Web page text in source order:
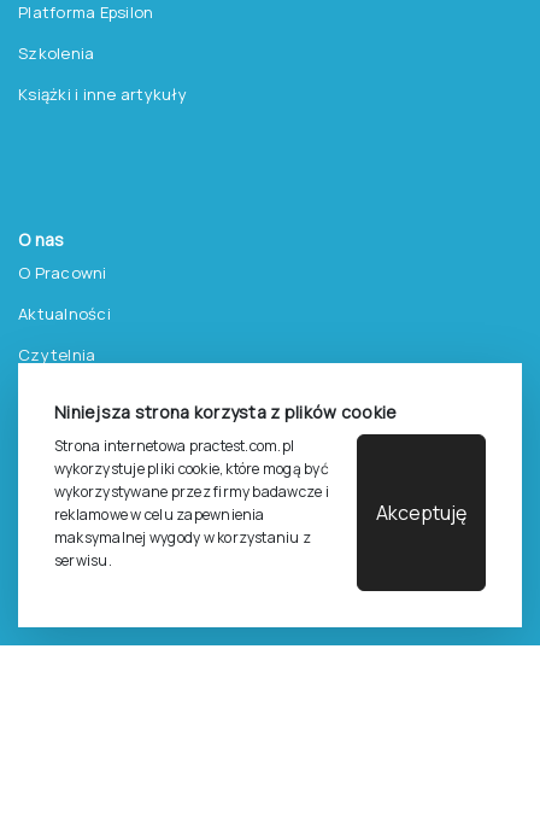
Niniejsza strona korzysta z plików cookie
Strona internetowa practest.com.pl
wykorzystuje pliki cookie, które mogą być
wykorzystywane przez firmy badawcze i
reklamowe w celu zapewnienia
maksymalnej wygody w korzystaniu z
serwisu.
Akceptuję
Platforma Epsilon
Szkolenia
Książki i inne artykuły
O nas
O Pracowni
Aktualności
Czytelnia
Kontakt